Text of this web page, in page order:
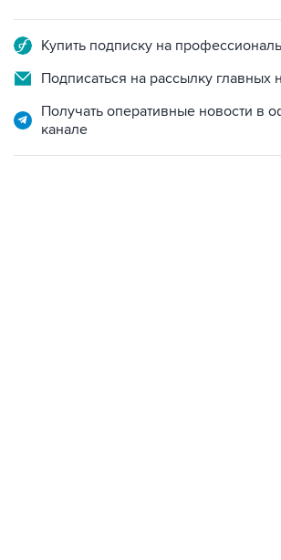
Купить подписку на
Подписаться на рассылку главных
Получать оперативные новости в
канале